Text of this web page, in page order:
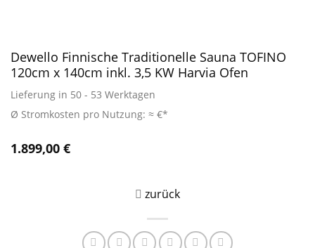
Dewello Finnische Traditionelle Sauna TOFINO
120cm x 140cm inkl. 3,5 KW Harvia Ofen
Lieferung in 50 - 53 Werktagen
Ø Stromkosten pro Nutzung: ≈ €*
1.899,00 €
zurück